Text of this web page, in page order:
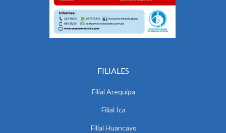
FILIALES
Filial Arequipa
Filial Ica
Filial Huancayo